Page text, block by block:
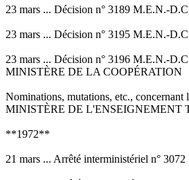
23 mars ... Décision n° 3189 M.E.N.-
23 mars ... Décision n° 3195 M.E.N.-
23 mars ... Décision n° 3196 M.E.N.-
MINISTÈRE DE LA COOPÉRATION
Nominations, mutations, etc., concernant
MINISTÈRE DE L'ENSEIGNEMENT
**1972**
21 mars ... Arrêté interministériel n°